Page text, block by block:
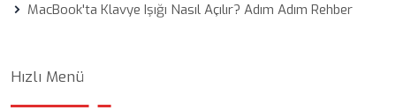
MacBook'ta Klavye Işığı Nasıl Açılır? Adım Adım Rehber
Hızlı Menü